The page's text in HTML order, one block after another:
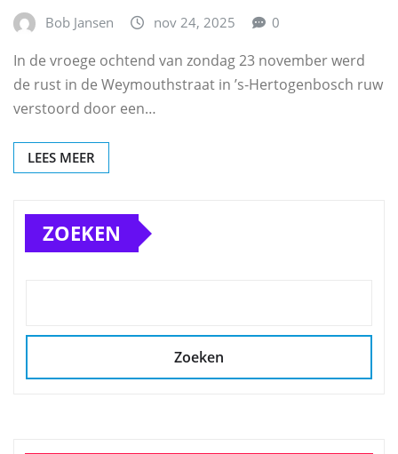
Bob Jansen nov 24, 2025 0
In de vroege ochtend van zondag 23 november werd
de rust in de Weymouthstraat in ’s‑Hertogenbosch ruw
verstoord door een…
LEES MEER
ZOEKEN
Zoeken